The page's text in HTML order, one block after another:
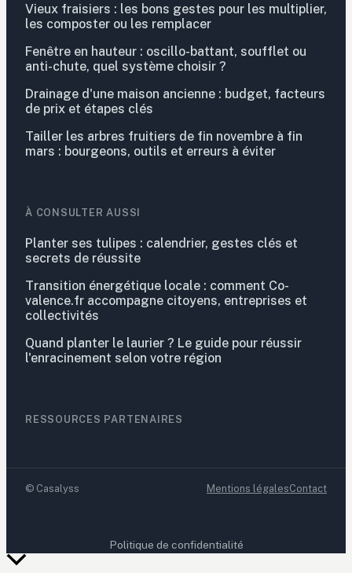
Vieux fraisiers : les bons gestes pour les multiplier,
les composter ou les remplacer
Fenêtre en hauteur : oscillo-battant, soufflet ou
anti-chute, quel système choisir ?
Drainage d'une maison ancienne : budget, facteurs
de prix et étapes clés
Tailler les arbres fruitiers de fin novembre à fin
mars : bourgeons, outils et erreurs à éviter
À CONSULTER AUSSI
Planter ses tulipes : calendrier, gestes clés et
secrets de réussite
Transition énergétique locale : comment Co-
valence.fr accompagne citoyens, entreprises et
collectivités
Quand planter le laurier ? Le guide pour réussir
l'enracinement selon votre région
RESSOURCES PARTENAIRES
© Casalyss Mentions légalesContact
Politique de confidentialité